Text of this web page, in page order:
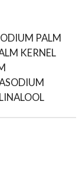
PALM
KERNEL
SODIUM
LINALOOL